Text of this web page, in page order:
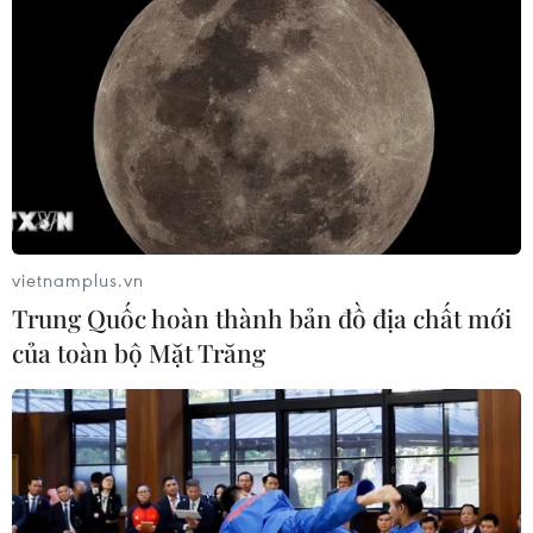
có thể đã thu hẹp lại trong quý 2/2022,
vietnamplus.vn
Trung Quốc hoàn thành bản đồ địa chất mới
của toàn bộ Mặt Trăng